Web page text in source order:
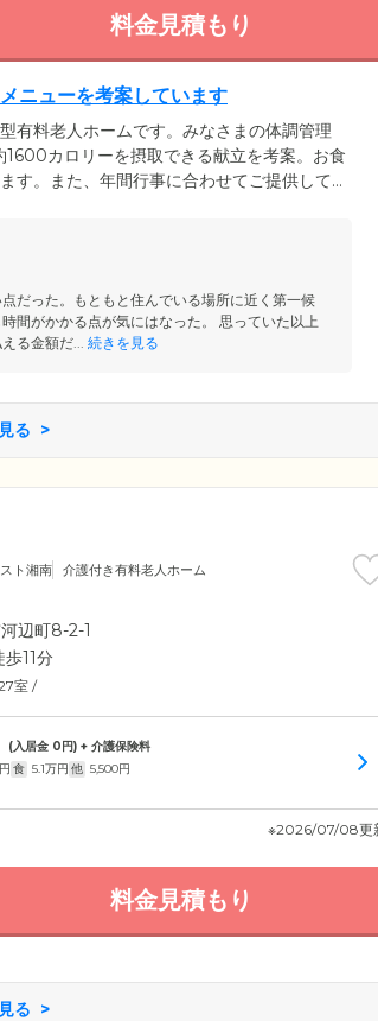
料金見積もり
ニューを考案しています
有料老人ホームです。みなさまの体調管理
カロリーを摂取できる献立を考案。お食
す。また、年間行事に合わせてご提供して
みでやわらかめ、お粥などに変更できます
だった。もともと住んでいる場所に近く第一候
間がかかる点が気にはなった。 思っていた以上
る金額だ...
続きを見る
る
ト湘南 介護付き有料老人ホーム
辺町8-2-1
11分
室 /
(入居金 0円) + 介護保険料
食 5.1万円 他 5,500円
※2026/07/08更
料金見積もり
る